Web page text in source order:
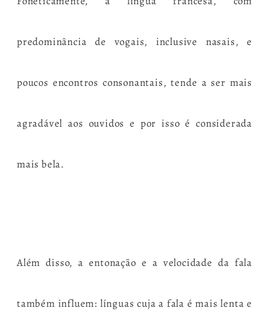
predominância de vogais, inclusive nasais, e
poucos encontros consonantais, tende a ser mais
agradável aos ouvidos e por isso é considerada
mais bela.
Além disso, a entonação e a velocidade da fala
também influem: línguas cuja a fala é mais lenta e